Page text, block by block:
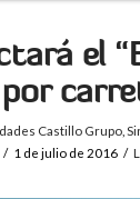
el
Castillo Grupo,
1 de julio de 2016